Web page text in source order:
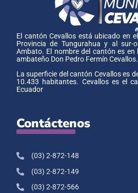
El cantón Cevallos está ubicado en
Provincia de Tungurahua y al sur-
Ambato. El nombre del cantón es
ambateño Don Pedro Fermín Cevallos.
La superficie del cantón Cevallos es
10.433 habitantes. Cevallos es el
Ecuador
Contáctenos
(03) 2-872-148
(03) 2-872-149
(03) 2-872-566